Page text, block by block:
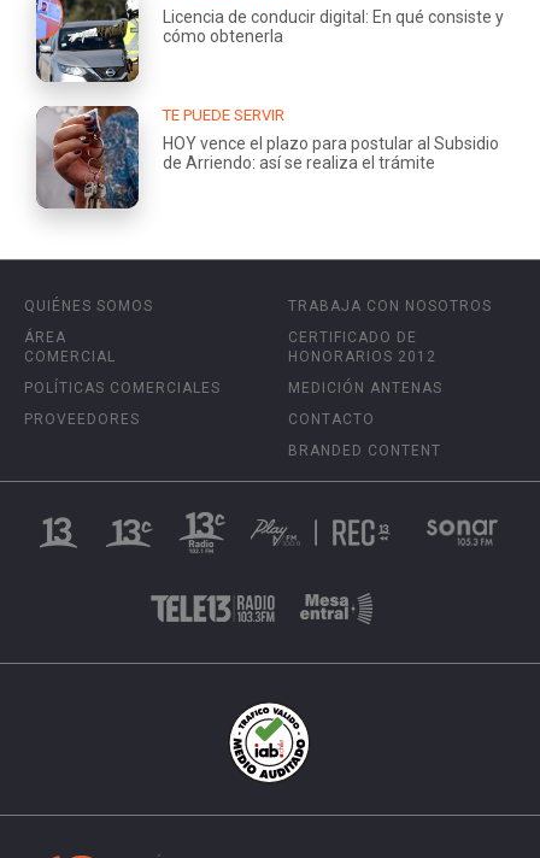
Licencia de conducir digital: En qué consiste y
cómo obtenerla
TE PUEDE SERVIR
HOY vence el plazo para postular al Subsidio
de Arriendo: así se realiza el trámite
QUIÉNES SOMOS
ÁREA
COMERCIAL
POLÍTICAS COMERCIALES
PROVEEDORES
TRABAJA CON NOSOTROS
CERTIFICADO DE
HONORARIOS 2012
MEDICIÓN ANTENAS
CONTACTO
BRANDED CONTENT